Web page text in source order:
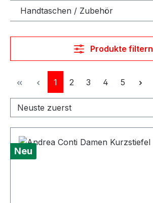
Handtaschen / Zubehör
Produkte filtern
Seite
1 Seite
2 Seite
3 Seite
4 Seite
5
Neu